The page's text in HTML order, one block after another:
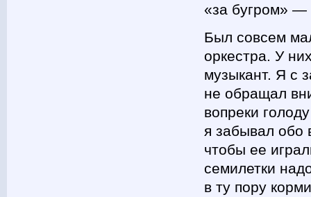
«за бугром» —
Был совсем
оркестра. У
музыкант. Я с
не обращал
вопреки
я забывал обо
чтобы ее
семилетки
в ту пору